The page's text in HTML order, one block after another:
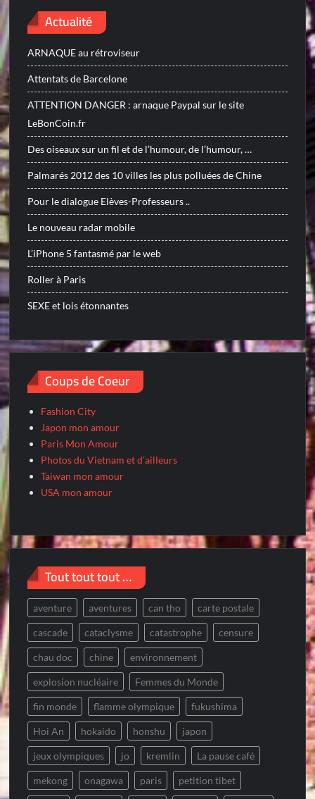
Actualité
ARNAQUE au rétroviseur
Attentats de Barcelone
ATTENTION DANGER : arnaque Paypal sur le site
LeBonCoin.fr
Des oiseaux sur un fil et de l’humour, de l’humour, …
Palmarés 2012 des 10 villes les plus polluées de Chine
Pour le dialogue Elèves-Professeurs ..
Le nouveau radar mobile
L’iPhone 5 fantasmé par le web
Roller à Paris
SEXE et lois étonnantes
Coups de Coeur
Fashion City
Japon mon amour
Paris Mon Amour
Photos du Vietnam et d'ailleurs
Taiwan mon amour
USA mon amour
Tout tout tout …
aventure aventures can tho carte postale
cascade cataclysme catastrophe censure
chau doc chine environnement
explosion nucléaire Femmes du Monde
fin monde flamme olympique fukushima
Hoi An hokaido honshu japon
jeux olympiques jo kremlin La pause café
mekong onagawa paris petition tibet